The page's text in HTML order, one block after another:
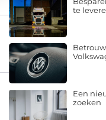
te
Een
zoeken